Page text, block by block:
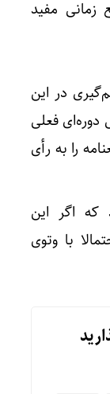
مفید
در این
دوره‌ای فعلی
قطعنامه را به رأی
که اگر این
با وتوی